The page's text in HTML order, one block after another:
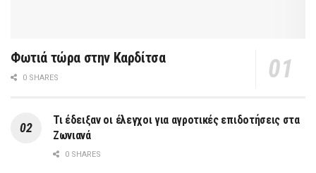
Φωτιά τώρα στην Καρδίτσα
0 SHARES
Τι έδειξαν οι έλεγχοι για αγροτικές επιδοτήσεις στα
Ζωνιανά
0 SHARES